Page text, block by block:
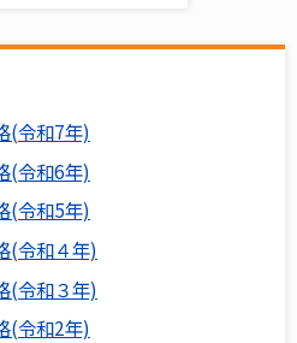
(令和7年)
(令和6年)
(令和5年)
(令和４年)
(令和３年)
(令和2年)